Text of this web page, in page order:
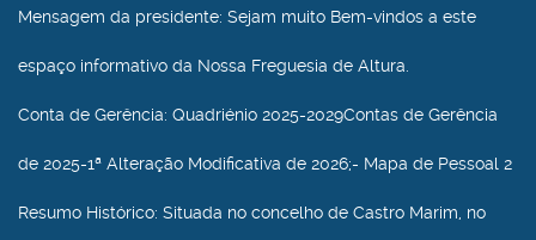
Mensagem da presidente: Sejam muito Bem-vindos a este
espaço informativo da Nossa Freguesia de Altura.
Conta de Gerência: Quadriénio 2025-2029Contas de Gerência
de 2025-1ª Alteração Modificativa de 2026;- Mapa de Pessoal 2
Resumo Histórico: Situada no concelho de Castro Marim, no